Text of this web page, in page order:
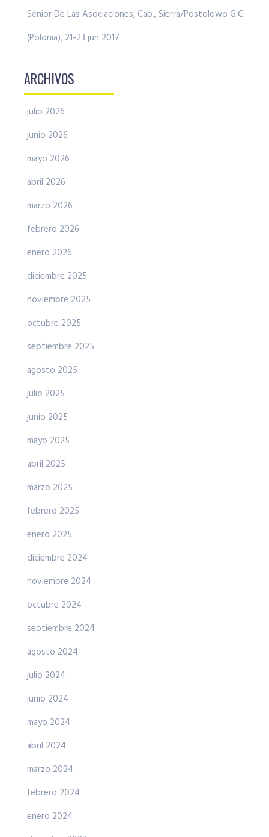
Senior De Las Asociaciones, Cab., Sierra/Postolowo G.C.
(Polonia), 21-23 jun 2017
ARCHIVOS
julio 2026
junio 2026
mayo 2026
abril 2026
marzo 2026
febrero 2026
enero 2026
diciembre 2025
noviembre 2025
octubre 2025
septiembre 2025
agosto 2025
julio 2025
junio 2025
mayo 2025
abril 2025
marzo 2025
febrero 2025
enero 2025
diciembre 2024
noviembre 2024
octubre 2024
septiembre 2024
agosto 2024
julio 2024
junio 2024
mayo 2024
abril 2024
marzo 2024
febrero 2024
enero 2024